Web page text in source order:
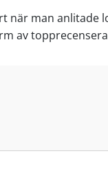
när man
av